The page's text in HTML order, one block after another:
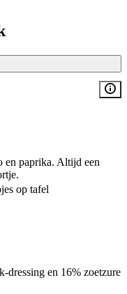
en paprika. Altijd een
op tafel
dressing en 16% zoetzure